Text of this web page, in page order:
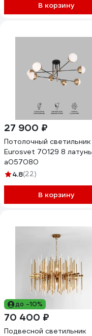
В корзину
27 900 ₽
Потолочный светильник
Eurosvet 70129 8 латунь
a057080
4.8(22)
В корзину
до -10%
70 400 ₽
Подвесной светильник